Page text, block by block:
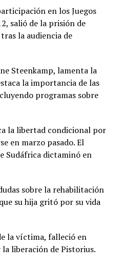
en los Juegos
salió de la prisión de
la audiencia de
Steenkamp, lamenta la
la importancia de las
programas sobre
la libertad condicional por
en marzo pasado. El
Sudáfrica dictaminó en
sobre la rehabilitación
su hija gritó por su vida
la víctima, falleció en
liberación de Pistorius.